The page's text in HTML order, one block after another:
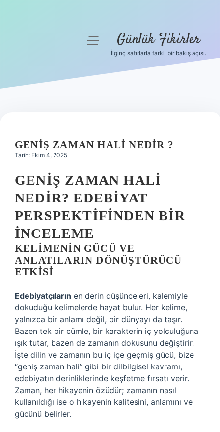
Hakkımızda
menüyü Günlük Fikirler
İlginç satırlarla farklı bir bakış açısı.
GENIŞ ZAMAN HALI NEDIR ?
Tarih: Ekim 4, 2025
GENIŞ ZAMAN HALI
NEDIR? EDEBIYAT
PERSPEKTIFINDEN BIR
İNCELEME
KELIMENIN GÜCÜ VE
ANLATILARIN DÖNÜŞTÜRÜCÜ
ETKISI
Edebiyatçıların en derin düşünceleri, kalemiyle
dokuduğu kelimelerde hayat bulur. Her kelime,
yalnızca bir anlamı değil, bir dünyayı da taşır.
Bazen tek bir cümle, bir karakterin iç yolculuğuna
ışık tutar, bazen de zamanın dokusunu değiştirir.
İşte dilin ve zamanın bu iç içe geçmiş gücü, bize
“geniş zaman hali” gibi bir dilbilgisel kavramı,
edebiyatın derinliklerinde keşfetme fırsatı verir.
Zaman, her hikayenin özüdür; zamanın nasıl
kullanıldığı ise o hikayenin kalitesini, anlamını ve
gücünü belirler.